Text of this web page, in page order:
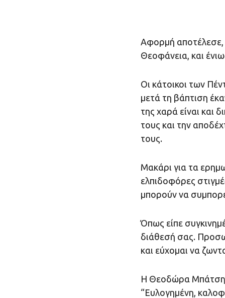
Αφορμή αποτέλεσε,
Θεοφάνεια, και
Οι κάτοικοι των
μετά τη βάπτιση
της χαρά είναι και
τους και την
τους.
Μακάρι για τα
ελπιδοφόρες
μπορούν να
Όπως είπε
διάθεσή σας.
και εύχομαι να
H Θεοδώρα Μπάτση
“Ευλογημένη,